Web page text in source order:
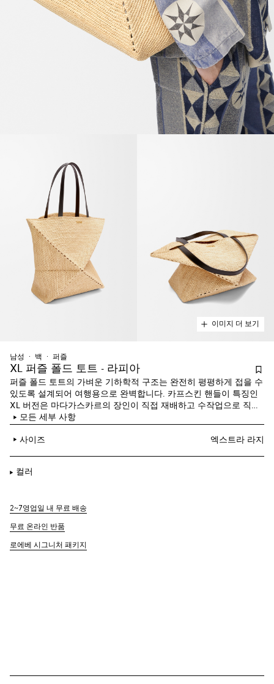
이미지 더 보기
남성 백 퍼즐
XL 퍼즐 폴드 토트 - 라피아
퍼즐 폴드 토트의 가벼운 기하학적 구조는 완전히 평평하게 접을 수
있도록 설계되어 여행용으로 완벽합니다. 카프스킨 핸들이 특징인
XL 버전은 마다가스카르의 장인이 직접 재배하고 수작업으로 직조
한 라피아 야자 잎을 소재로 스페인에서 제작되었습니다.
모든 세부 사항
사이즈 엑스트라 라지
컬러
2~7영업일 내 무료 배송
무료 온라인 반품
로에베 시그니처 패키지